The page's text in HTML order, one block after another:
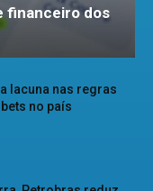
financeiro dos
lacuna nas regras
no país